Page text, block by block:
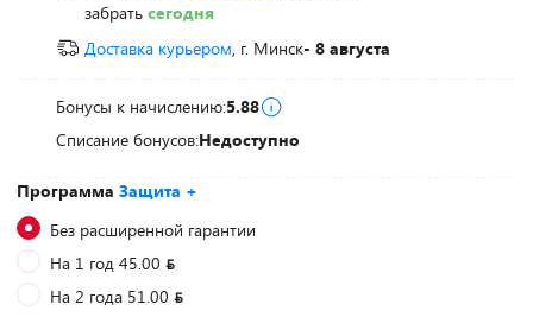
Программа Защита +
Без расширенной гарантии
На 1 год 45.00
На 2 года 51.00
забрать сегодня
Доставка курьером, г. Минск- 8 августа
Бонусы к начислению:5.88
Списание бонусов:Недоступно